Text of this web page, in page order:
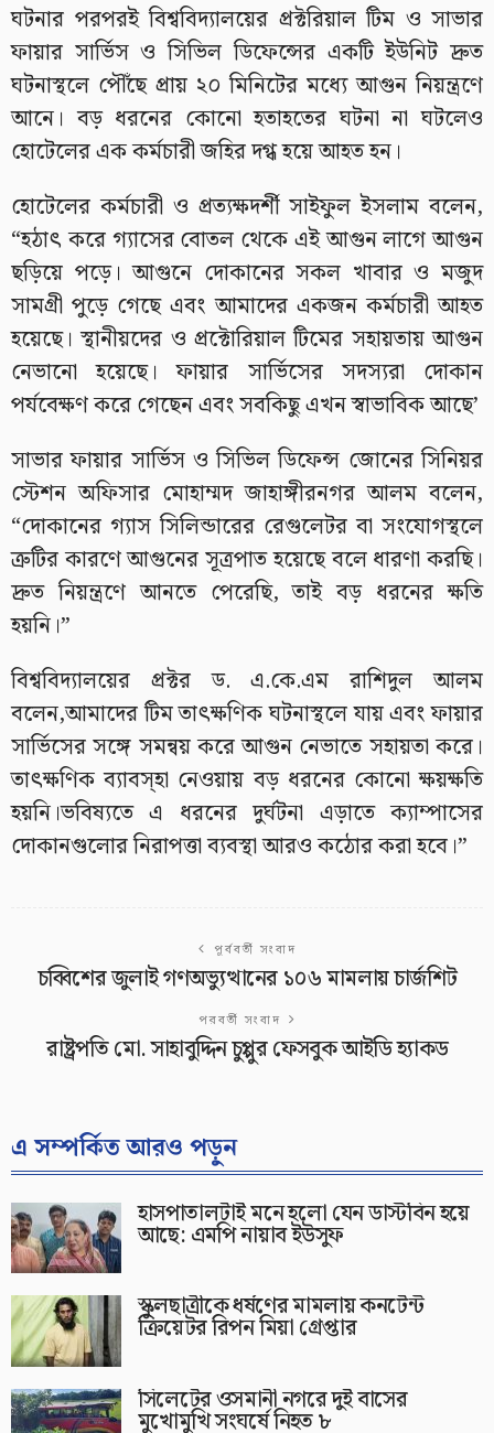
ঘটনার পরপরই বিশ্ববিদ্যালয়ের প্রক্টরিয়াল টিম ও সাভার
ফায়ার সার্ভিস ও সিভিল ডিফেন্সের একটি ইউনিট দ্রুত
ঘটনাস্থলে পৌঁছে প্রায় ২০ মিনিটের মধ্যে আগুন নিয়ন্ত্রণে
আনে। বড় ধরনের কোনো হতাহতের ঘটনা না ঘটলেও
হোটেলের এক কর্মচারী জহির দগ্ধ হয়ে আহত হন।
হোটেলের কর্মচারী ও প্রত্যক্ষদর্শী সাইফুল ইসলাম বলেন,
“হঠাৎ করে গ্যাসের বোতল থেকে এই আগুন লাগে আগুন
ছড়িয়ে পড়ে। আগুনে দোকানের সকল খাবার ও মজুদ
সামগ্রী পুড়ে গেছে এবং আমাদের একজন কর্মচারী আহত
হয়েছে। স্থানীয়দের ও প্রক্টোরিয়াল টিমের সহায়তায় আগুন
নেভানো হয়েছে। ফায়ার সার্ভিসের সদস্যরা দোকান
পর্যবেক্ষণ করে গেছেন এবং সবকিছু এখন স্বাভাবিক আছে’
সাভার ফায়ার সার্ভিস ও সিভিল ডিফেন্স জোনের সিনিয়র
স্টেশন অফিসার মোহাম্মদ জাহাঙ্গীরনগর আলম বলেন,
“দোকানের গ্যাস সিলিন্ডারের রেগুলেটর বা সংযোগস্থলে
ত্রুটির কারণে আগুনের সূত্রপাত হয়েছে বলে ধারণা করছি।
দ্রুত নিয়ন্ত্রণে আনতে পেরেছি, তাই বড় ধরনের ক্ষতি
হয়নি।”
বিশ্ববিদ্যালয়ের প্রক্টর ড. এ.কে.এম রাশিদুল আলম
বলেন,আমাদের টিম তাৎক্ষণিক ঘটনাস্থলে যায় এবং ফায়ার
সার্ভিসের সঙ্গে সমন্বয় করে আগুন নেভাতে সহায়তা করে।
তাৎক্ষণিক ব‍্যাবস্হা নেওয়ায় বড় ধরনের কোনো ক্ষয়ক্ষতি
হয়নি।ভবিষ্যতে এ ধরনের দুর্ঘটনা এড়াতে ক্যাম্পাসের
দোকানগুলোর নিরাপত্তা ব্যবস্থা আরও কঠোর করা হবে।”
পূর্ববর্তী সংবাদ
চব্বিশের জুলাই গণঅভ্যুত্থানের ১০৬ মামলায় চার্জশিট
পরবর্তী সংবাদ
রাষ্ট্রপতি মো. সাহাবুদ্দিন চুপ্পুর ফেসবুক আইডি হ্যাকড
এ সম্পর্কিত আরও পড়ুন
হাসপাতালটাই মনে হলো যেন ডাস্টবিন হয়ে
আছে: এমপি নায়াব ইউসুফ
স্কুলছাত্রীকে ধর্ষণের মামলায় কনটেন্ট
ক্রিয়েটর রিপন মিয়া গ্রেপ্তার
সিলেটের ওসমানী নগরে দুই বাসের
মুখোমুখি সংঘর্ষে নিহত ৮